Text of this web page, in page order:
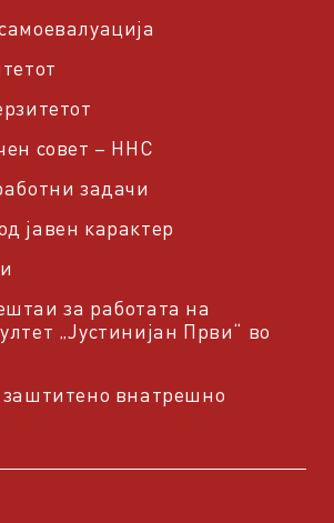
совет – ННС
задачи
јавен карактер
за работата на
„Јустинијан Први“ во
внатрешно